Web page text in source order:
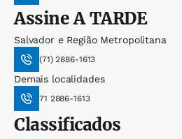
AssineA TARDE
Salvador e Região Metropolitana
(71) 2886-1613
Demais localidades
71 2886-1613
Classificados